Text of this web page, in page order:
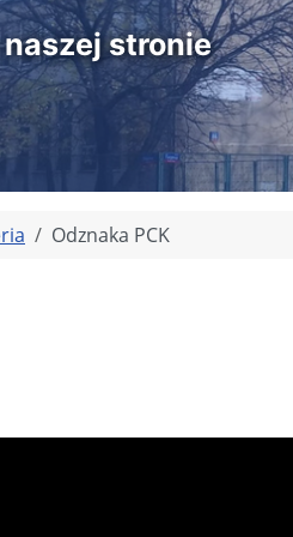
stronie
Odznaka PCK